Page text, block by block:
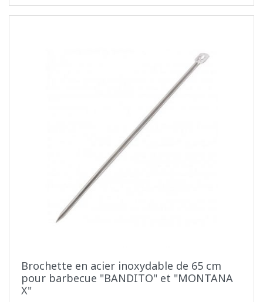
fréquente de l'outil en contact avec les aliments.
Brochette en acier inoxydable de 65 cm
pour barbecue "BANDITO" et "MONTANA
X"